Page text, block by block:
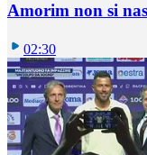
Amorim non si
02:30